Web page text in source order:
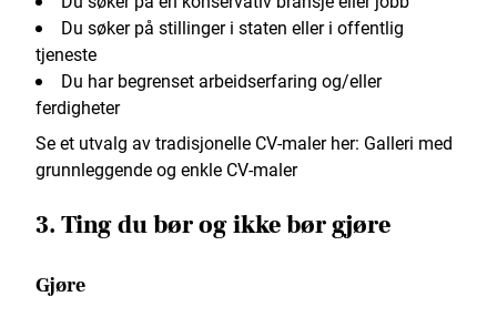
Du søker på stillinger i staten eller i offentlig
tjeneste
Du har begrenset arbeidserfaring og/eller
ferdigheter
Se et utvalg av tradisjonelle CV-maler her: Galleri med
grunnleggende og enkle CV-maler
3. Ting du bør og ikke bør gjøre
Gjøre